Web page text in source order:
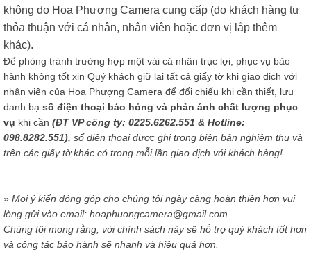
không do Hoa Phượng Camera cung cấp (do khách hàng tự
thỏa thuận với cá nhân, nhân viên hoặc đơn vị lắp thêm
khác).
Để phòng tránh trường hợp một vài cá nhân trục lợi, phục vụ bảo
hành không tốt xin Quý khách giữ lại tất cả giấy tờ khi giao dịch với
nhân viên của Hoa Phượng Camera để đối chiếu khi cần thiết, lưu
danh bạ số điện thoại báo hỏng và phản ánh chất lượng phục
vụ khi cần (ĐT VP công ty: 0225.6262.551 & Hotline:
098.8282.551), số điện thoại được ghi trong biên bản nghiệm thu và
trên các giấy tờ khác có trong mỗi lần giao dịch với khách hàng!
» Mọi ý kiến đóng góp cho chúng tôi ngày càng hoàn thiện hơn vui
lòng gửi vào email: hoaphuongcamera@gmail.com
Chúng tôi mong rằng, với chính sách này sẽ hỗ trợ quý khách tốt hơn
và công tác bảo hành sẽ nhanh và hiệu quả hơn.